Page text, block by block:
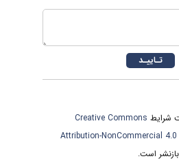
شرایطCreative Commons
Attribution-NonCommercial
است.